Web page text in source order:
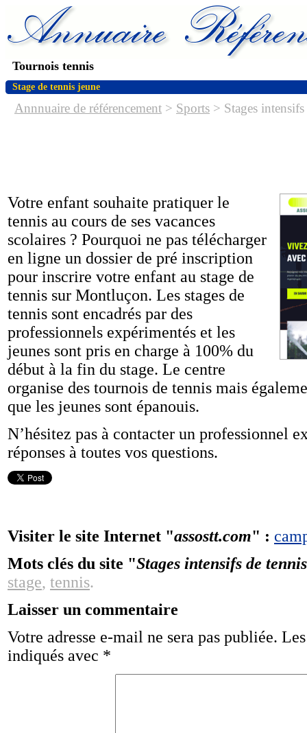
Tournois tennis
Stage de tennis jeune
Annnuaire de référencement > Sports > Stages
Votre enfant souhaite pratiquer le
tennis au cours de ses vacances
scolaires ? Pourquoi ne pas télécharger
en ligne un dossier de pré inscription
pour inscrire votre enfant au stage de
tennis sur Montluçon. Les stages de
tennis sont encadrés par des
professionnels expérimentés et les
jeunes sont pris en charge à 100% du
début à la fin du stage. Le centre
organise des tournois de tennis mais
que les jeunes sont épanouis.
N’hésitez pas à contacter un professionnel
réponses à toutes vos questions.
Visiter le site Internet "assostt.com" :
Mots clés du site "Stages intensifs de
stage, tennis.
Laisser un commentaire
Votre adresse e-mail ne sera pas publiée.
indiqués avec *